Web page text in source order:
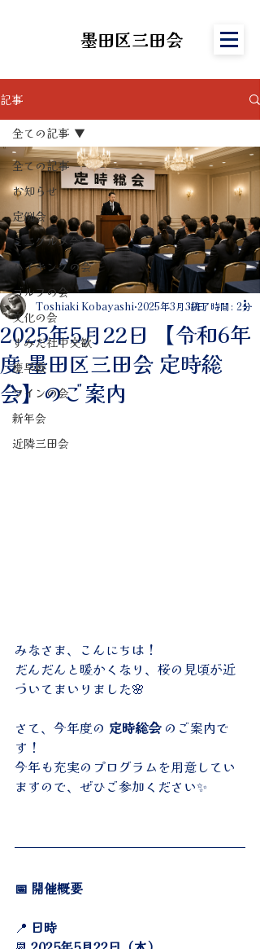
墨田区三田会
記事
全ての記事
お知らせ
定例会
ミニグルメ会
ハイキングの会
ゴルフの会
文化の会
すみだ社中交歓
慶早戦
ワインの会
新年会
近隣三田会
全ての記事
2025年5月22日 【令和6年
度 墨田区三田会 定時総
会】のご案内
Toshiaki Kobayashi 2025年3月30日読了時間: 2分
みなさま、こんにちは！
だんだんと暖かくなり、桜の見頃が近
づいてまいりました🌸
さて、今年度の 定時総会 のご案内で
す！
今年も充実のプログラムを用意してい
ますので、ぜひご参加ください✨
📅 開催概要
📍 日時